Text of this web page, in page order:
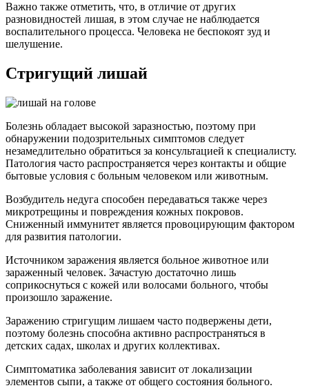
Важно также отметить, что, в отличие от других
разновидностей лишая, в этом случае не наблюдается
воспалительного процесса. Человека не беспокоят зуд и
шелушение.
Стригущий лишай
Болезнь обладает высокой заразностью, поэтому при
обнаружении подозрительных симптомов следует
незамедлительно обратиться за консультацией к специалисту.
Патология часто распространяется через контакты и общие
бытовые условия с больным человеком или животным.
Возбудитель недуга способен передаваться также через
микротрещины и повреждения кожных покровов.
Сниженный иммунитет является провоцирующим фактором
для развития патологии.
Источником заражения является больное животное или
зараженный человек. Зачастую достаточно лишь
соприкоснуться с кожей или волосами больного, чтобы
произошло заражение.
Заражению стригущим лишаем часто подвержены дети,
поэтому болезнь способна активно распространяться в
детских садах, школах и других коллективах.
Симптоматика заболевания зависит от локализации
элементов сыпи, а также от общего состояния больного.